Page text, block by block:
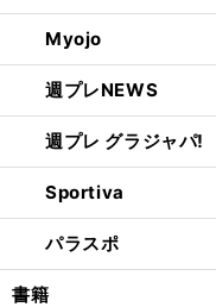
Myojo
週プレNEWS
週プレ グラジャパ!
Sportiva
パラスポ
書籍